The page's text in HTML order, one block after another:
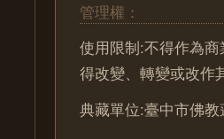
管理權：
使用限制:不得作為
得改變、轉變或改作
典藏單位:臺中市佛教